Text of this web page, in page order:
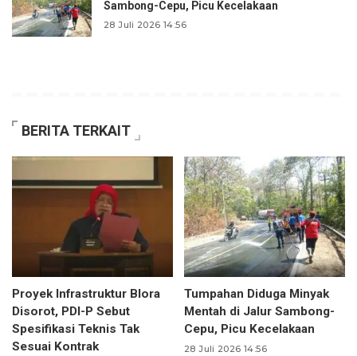
Sambong-Cepu, Picu Kecelakaan
28 Juli 2026 14:56
BERITA TERKAIT
Proyek Infrastruktur Blora
Disorot, PDI-P Sebut
Spesifikasi Teknis Tak
Sesuai Kontrak
Tumpahan Diduga Minyak
Mentah di Jalur Sambong-
Cepu, Picu Kecelakaan
28 Juli 2026 14:56